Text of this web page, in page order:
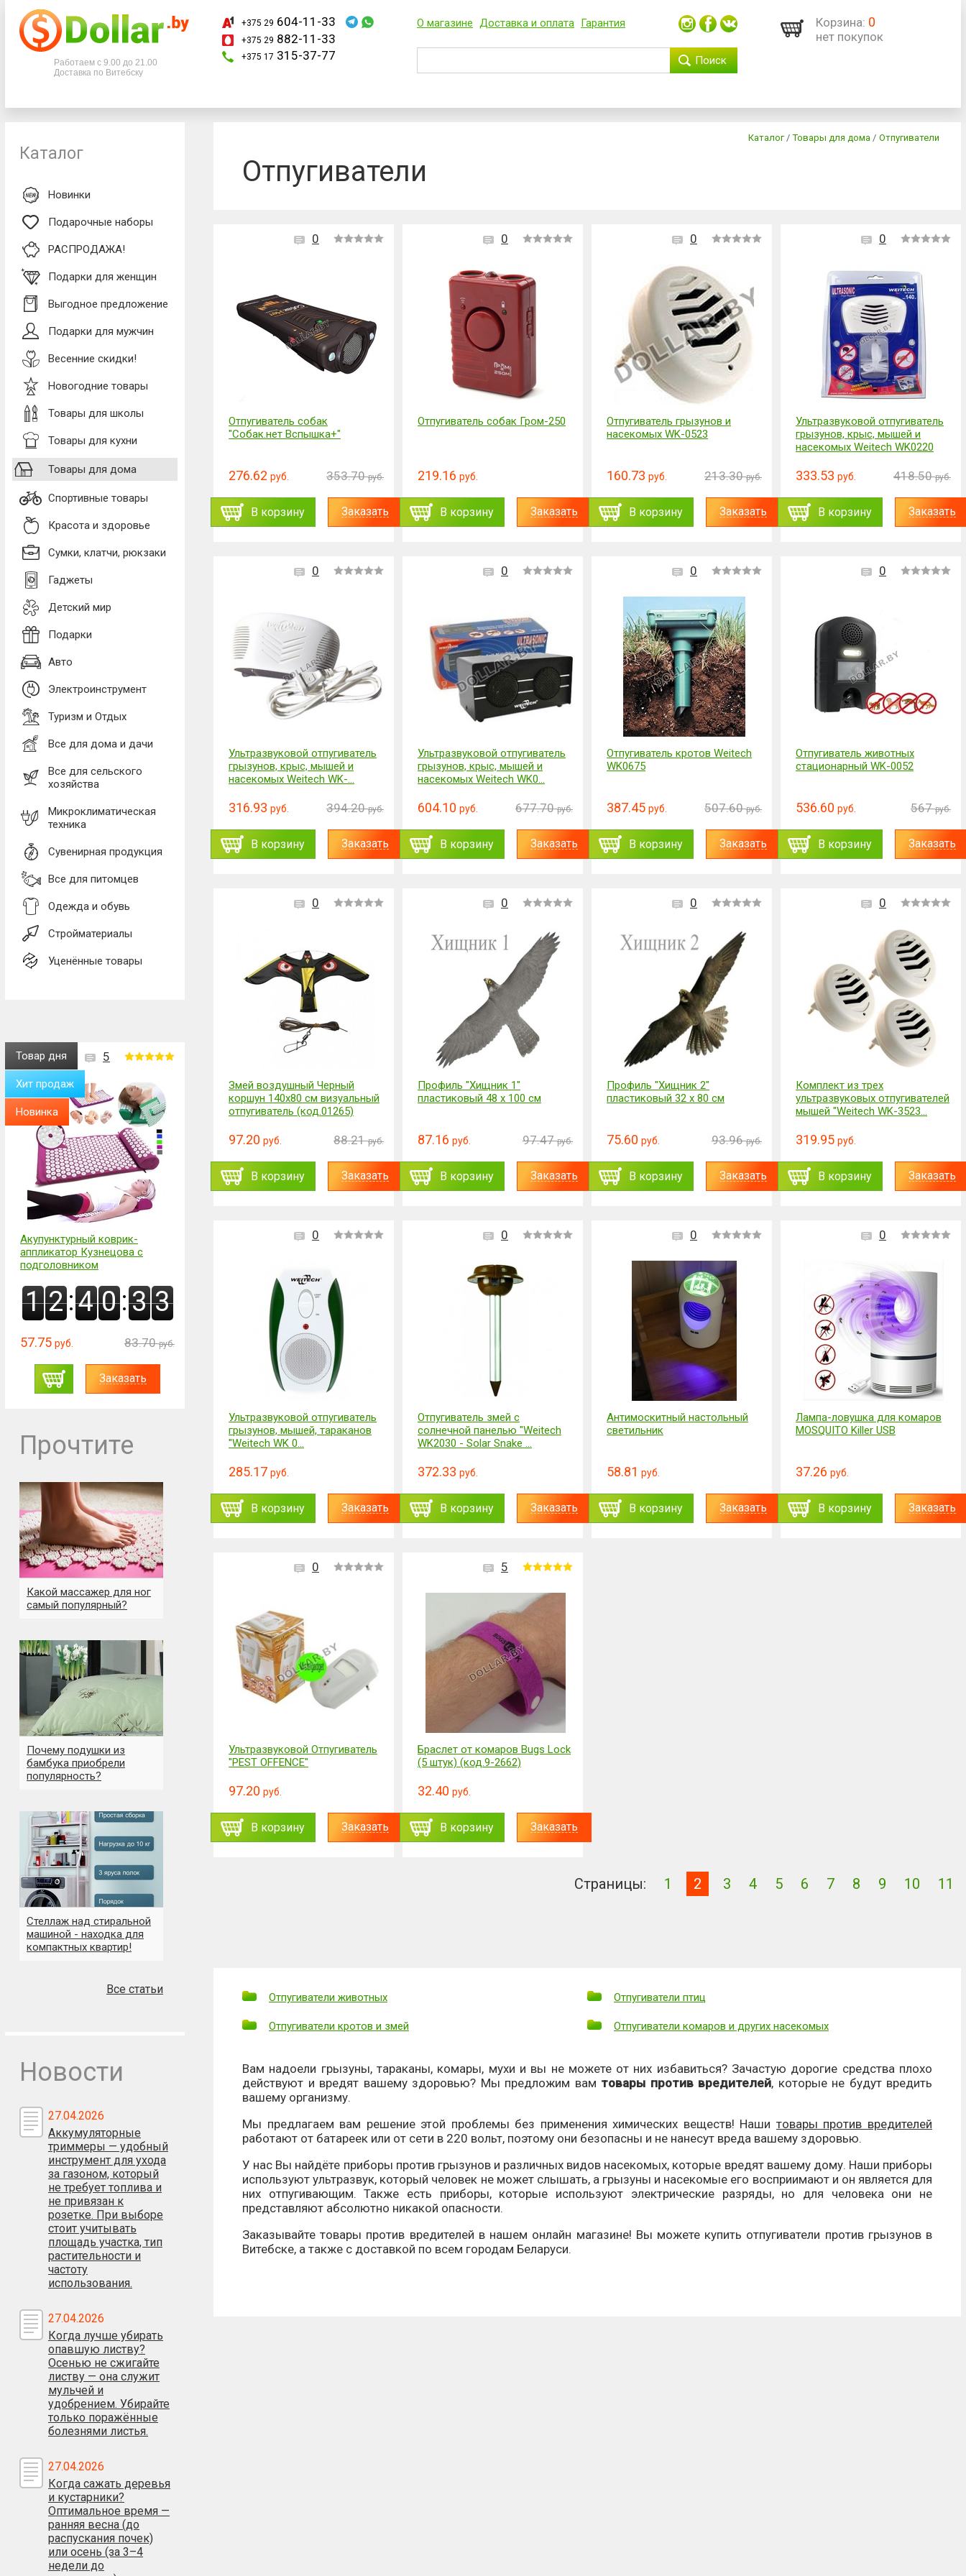
Телефоны
+375 29882-11-33
Работаем с 9.00 до 21.00
Доставка по Витебску
+375 29 604-11-33
+375 29 882-11-33
+375 17 315-37-77
О магазине Доставка и оплата Гарантия
Поиск
Корзина: 0
нет покупок
Каталог
Новинки
Подарочные наборы
РАСПРОДАЖА!
Подарки для женщин
Выгодное предложение
Подарки для мужчин
Весенние скидки!
Новогодние товары
Товары для школы
Товары для кухни
Товары для дома
Спортивные товары
Красота и здоровье
Сумки, клатчи, рюкзаки
Гаджеты
Детский мир
Подарки
Авто
Электроинструмент
Туризм и Отдых
Все для дома и дачи
Все для сельского
хозяйства
Микроклиматическая
техника
Сувенирная продукция
Все для питомцев
Одежда и обувь
Стройматериалы
Уценённые товары
5
Товар дня
Хит продаж
Новинка
Акупунктурный коврик-
аппликатор Кузнецова с
подголовником
1 2:4 0:3 2
57.75 руб. 83.70 руб.
Заказать
Прочтите
Какой массажер для ног
самый популярный?
Почему подушки из
бамбука приобрели
популярность?
Стеллаж над стиральной
машиной - находка для
компактных квартир!
Все статьи
Новости
27.04.2026
Аккумуляторные
триммеры — удобный
инструмент для ухода
за газоном, который
не требует топлива и
не привязан к
розетке. При выборе
стоит учитывать
площадь участка, тип
растительности и
частоту
использования.
27.04.2026
Когда лучше убирать
опавшую листву?
Осенью не сжигайте
листву — она служит
мульчей и
удобрением. Убирайте
только поражённые
болезнями листья.
27.04.2026
Когда сажать деревья
и кустарники?
Оптимальное время —
ранняя весна (до
распускания почек)
или осень (за 3–4
недели до
Каталог / Товары для дома / Отпугиватели
Отпугиватели
0
Отпугиватель собак
"Собак.нет Вспышка+"
276.62 руб. 353.70 руб.
В корзину Заказать
0
Отпугиватель собак Гром-250
219.16 руб.
В корзину Заказать
0
Отпугиватель грызунов и
насекомых WK-0523
160.73 руб. 213.30 руб.
В корзину Заказать
0
Ультразвуковой отпугиватель
грызунов, крыс, мышей и
насекомых Weitech WK0220
333.53 руб. 418.50 руб.
В корзину Заказать
0
Ультразвуковой отпугиватель
грызунов, крыс, мышей и
насекомых Weitech WK-...
316.93 руб. 394.20 руб.
В корзину Заказать
0
Ультразвуковой отпугиватель
грызунов, крыс, мышей и
насекомых Weitech WK0...
604.10 руб. 677.70 руб.
В корзину Заказать
0
Отпугиватель кротов Weitech
WK0675
387.45 руб. 507.60 руб.
В корзину Заказать
0
Отпугиватель животных
стационарный WK-0052
536.60 руб. 567 руб.
В корзину Заказать
0
Змей воздушный Черный
коршун 140х80 см визуальный
отпугиватель (код.01265)
97.20 руб. 88.21 руб.
В корзину Заказать
0
Профиль "Хищник 1"
пластиковый 48 x 100 см
87.16 руб. 97.47 руб.
В корзину Заказать
0
Профиль "Хищник 2"
пластиковый 32 x 80 см
75.60 руб. 93.96 руб.
В корзину Заказать
0
Комплект из трех
ультразвуковых отпугивателей
мышей "Weitech WK-3523...
319.95 руб.
В корзину Заказать
0
Ультразвуковой отпугиватель
грызунов, мышей, тараканов
"Weitech WK 0...
285.17 руб.
В корзину Заказать
0
Отпугиватель змей с
солнечной панелью "Weitech
WK2030 - Solar Snake ...
372.33 руб.
В корзину Заказать
0
Антимоскитный настольный
светильник
58.81 руб.
В корзину Заказать
0
Лампа-ловушка для комаров
MOSQUITO Killer USB
37.26 руб.
В корзину Заказать
0
Ультразвуковой Отпугиватель
"PEST OFFENCE"
97.20 руб.
В корзину Заказать
5
Браслет от комаров Bugs Lock
(5 штук) (код.9-2662)
32.40 руб.
В корзину Заказать
Страницы: 1 2 3 4 5 6 7 8 9 10 11
Отпугиватели животных Отпугиватели птиц
Отпугиватели кротов и змей Отпугиватели комаров и других насекомых
Вам надоели грызуны, тараканы, комары, мухи и вы не можете от них избавиться? Зачастую дорогие средства плохо
действуют и вредят вашему здоровью? Мы предложим вам товары против вредителей, которые не будут вредить
вашему организму.
Мы предлагаем вам решение этой проблемы без применения химических веществ! Наши товары против вредителей
работают от батареек или от сети в 220 вольт, поэтому они безопасны и не нанесут вреда вашему здоровью.
У нас Вы найдёте приборы против грызунов и различных видов насекомых, которые вредят вашему дому. Наши приборы
используют ультразвук, который человек не может слышать, а грызуны и насекомые его восприимают и он является для
них отпугивающим. Также есть приборы, которые используют электрические разряды, но для человека они не
представляют абсолютно никакой опасности.
Заказывайте товары против вредителей в нашем онлайн магазине! Вы можете купить отпугиватели против грызунов в
Витебске, а также с доставкой по всем городам Беларуси.